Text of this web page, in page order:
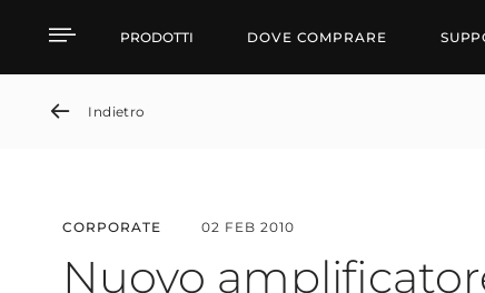
Nuovo amplificatore di
PRODOTTI DOVE COMPRARE
Indietro
CORPORATE 02 FEB 2010
Nuovo